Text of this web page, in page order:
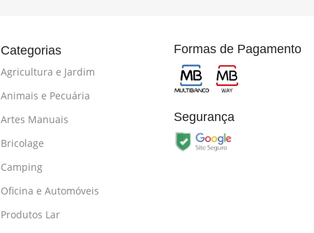
Categorias
Agricultura e Jardim
Animais e Pecuária
Artes Manuais
Bricolage
Camping
Oficina e Automóveis
Produtos Lar
Formas de Pagamento
Segurança